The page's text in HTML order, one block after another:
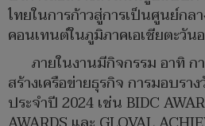
ไทยในการก้าวสู่การเป็นศูนย์ก
คอนเทนต์ในภูมิภาคเอเชียตะวัน
ภายในงานมีกิจกรรม อาทิ ก
สร้างเครือข่ายธุรกิจ การมอบร
ประจำปี 2024 เช่น BIDC